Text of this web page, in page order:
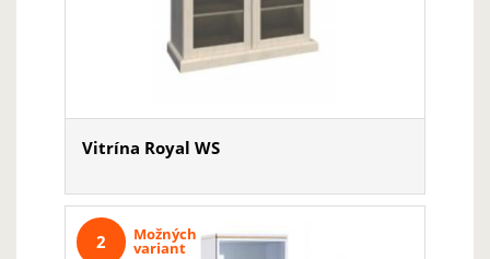
Vitrína Royal WS
Možných
variant
2